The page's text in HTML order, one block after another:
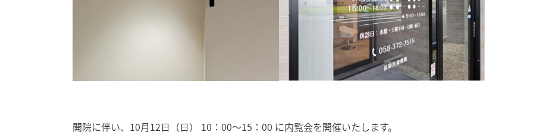
開院に伴い、10月12日（日） 10：00〜15：00 に内覧会を開催いたします。